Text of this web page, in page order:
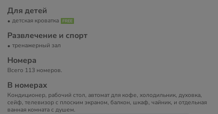
Для детей
детская кроватка
Развлечение и спорт
тренажерный зал
Номера
Всего 113 номеров.
В номерах
Кондиционер, рабочий стол, автомат для кофе, холодильник, духовка,
сейф, телевизор с плоским экраном, балкон, шкаф, чайник, и отдельная
ванная комната с душем.